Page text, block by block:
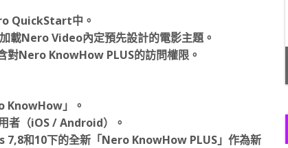
QuickStart中。
載Nero Video內定預先設計的電影主題。
Nero KnowHow PLUS的訪問權限。
KnowHow」。
者（iOS / Android）。
和10下的全新「Nero KnowHow PLUS」作為新